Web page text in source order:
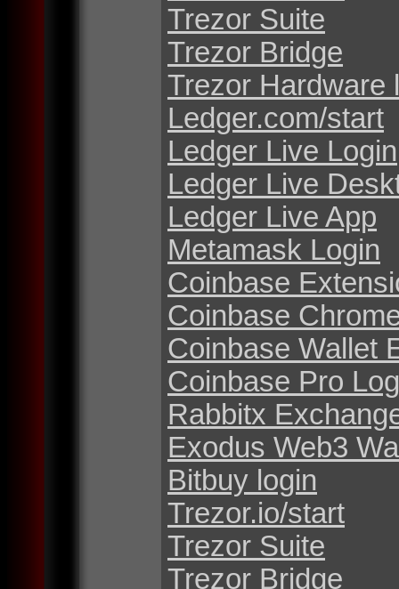
Trezor Suite
Trezor Bridge
Trezor Hardware
Ledger.com/start
Ledger Live Login
Ledger Live
Ledger Live App
Metamask Login
Coinbase
Coinbase
Coinbase Wallet
Coinbase Pro
Rabbitx
Exodus Web3
Bitbuy login
Trezor.io/start
Trezor Suite
Trezor Bridge